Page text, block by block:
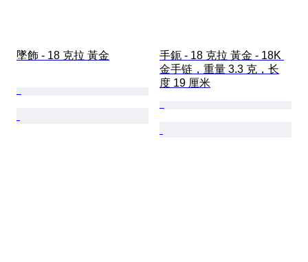
墜飾 - 18 克拉 黃金
手鈪 - 18 克拉 黃金 - 18K
金手链，重量 3.3 克，长
度 19 厘米